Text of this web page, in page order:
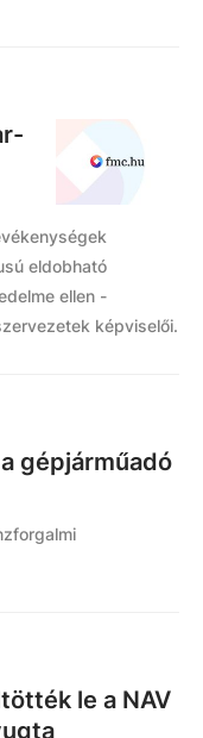
eldobható
ellen -
képviselői.
gépjárműadó
le a NAV